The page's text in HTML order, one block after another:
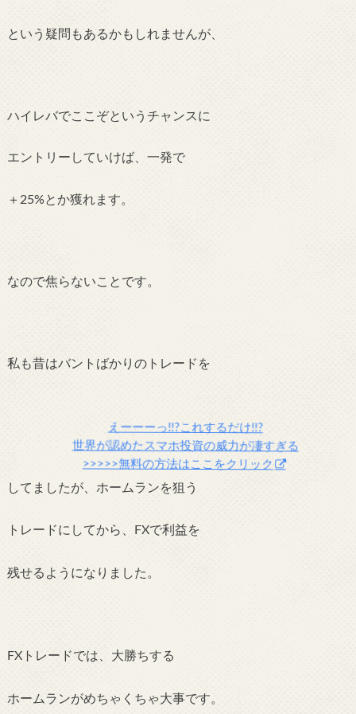
という疑問もあるかもしれませんが、
ハイレバでここぞというチャンスに
エントリーしていけば、一発で
＋25%とか獲れます。
なので焦らないことです。
私も昔はバントばかりのトレードを
世界が認めたスマホ投資の威力が凄すぎる
>>>>>無料の方法はここをクリック
してましたが、ホームランを狙う
トレードにしてから、FXで利益を
残せる よう になりました。
FXトレードでは、大勝ちする
ホームランがめちゃくちゃ大事です。